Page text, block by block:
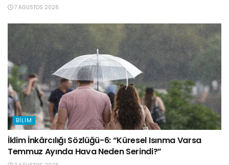
7 AĞUSTOS 2026
BILIM
İklim İnkârcılığı Sözlüğü-6: “Küresel Isınma Varsa
Temmuz Ayında Hava Neden Serindi?”